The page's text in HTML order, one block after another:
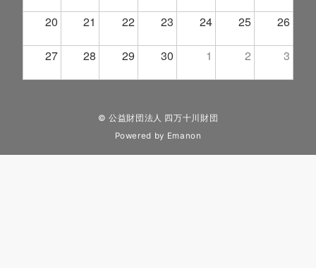
20 21 22 23 24 25 26
27 28 29 30 1 2 3
© 公益財団法人 四万十川財団
Powered by Emanon